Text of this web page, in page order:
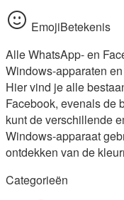
EmojiBetekenis
Alle WhatsApp- en
Windows-apparaten
Hier vind je alle
Facebook, evenals de
kunt de verschillende
Windows-apparaat
ontdekken van de
Categorieën